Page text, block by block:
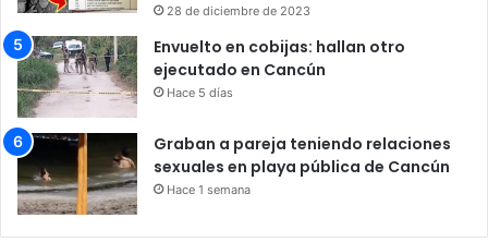
28 de diciembre de 2023
Envuelto en cobijas: hallan otro
ejecutado en Cancún
Hace 5 días
Graban a pareja teniendo relaciones
sexuales en playa pública de Cancún
Hace 1 semana